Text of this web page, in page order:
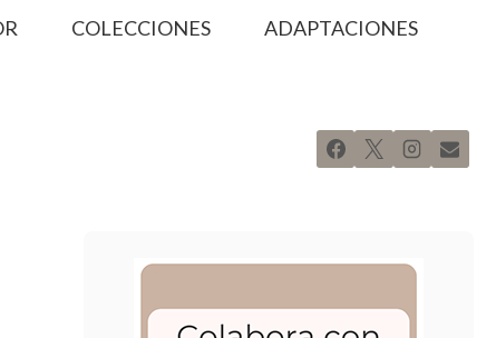
COLECCIONES ADAPTACIONES